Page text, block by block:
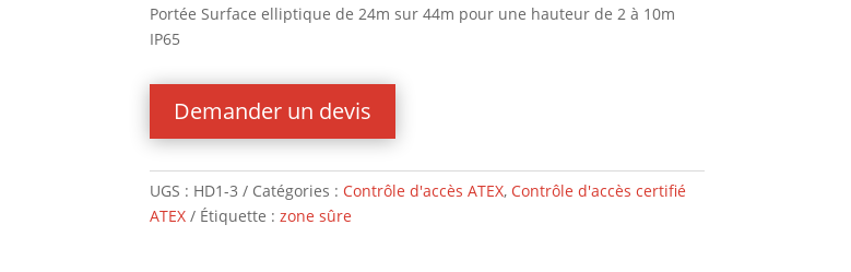
Portée Surface elliptique de 24m sur 44m pour une hauteur de 2 à 10m
IP65
Demander un devis
UGS : HD1-3 Catégories : Contrôle d'accès ATEX, Contrôle d'accès certifié
ATEX
Étiquette : zone sûre